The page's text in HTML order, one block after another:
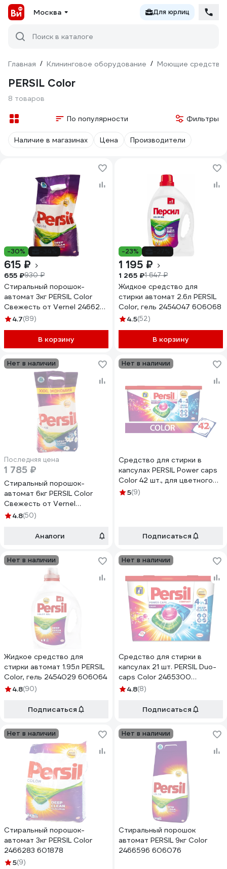
Москва Для юрлиц
Поиск в каталоге
Главная / Клининговое оборудование / Моющие средства
PERSIL Color
8 товаров
По популярности Фильтры
Наличие в магазинах Цена Производители
-30%
615 ₽
655 ₽930 ₽
Стиральный порошок-
автомат 3кг PERSIL Color
Свежесть от Vernel 2466247
606074
4.7(89)
В корзину
-23%
1 195 ₽
1 265 ₽1 647 ₽
Жидкое средство для
стирки автомат 2.6л PERSIL
Color, гель 2454047 606068
4.5(52)
В корзину
Нет в наличии
Последняя цена
1 785 ₽
Стиральный порошок-
автомат 6кг PERSIL Color
Свежесть от Vernel
2467899 601882
4.8(50)
Аналоги
Нет в наличии
Средство для стирки в
капсулах PERSIL Power caps
Color 42 шт., для цветного
белья 607506
5(9)
Подписаться
Нет в наличии
Жидкое средство для
стирки автомат 1.95л PERSIL
Color, гель 2454029 606064
4.8(90)
Подписаться
Нет в наличии
Средство для стирки в
капсулах 21 шт. PERSIL Duo-
caps Color 2465300
606060
4.8(8)
Подписаться
Нет в наличии
Стиральный порошок-
автомат 3кг PERSIL Color
2466283 601878
5(9)
Нет в наличии
Стиральный порошок
автомат PERSIL 9кг Color
2466596 606076